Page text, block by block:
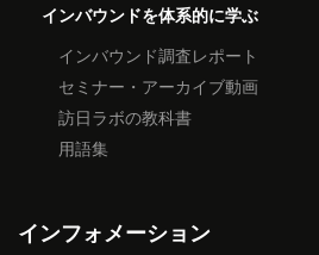
インバウンドを体系的に学ぶ
インバウンド調査レポート
セミナー・アーカイブ動画
訪日ラボの教科書
用語集
インフォメーション